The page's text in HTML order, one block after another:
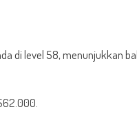
di level 58, menunjukkan